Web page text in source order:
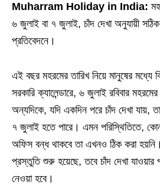
Muharram Holiday in India:
৬ জুলাই বা ৭ জুলাই, চাঁদ দেখা অনুযায়ী
প্রতিবেদনে।
এই বছর মহরমের তারিখ নিয়ে মানুষের মধ্যে
সরকারি ক্যালেন্ডারে, ৬ জুলাই রবিবার
অন্যদিকে, যদি একদিন পরে চাঁদ দেখা যায়,
৭ জুলাই হতে পারে। এমন পরিস্থিতিতে,
অফিস বন্ধ থাকবে তা এখনও ঠিক করা
প্রস্তুতি শুরু হয়েছে, তবে চাঁদ দেখা যাওয়ার
নেওয়া হবে।